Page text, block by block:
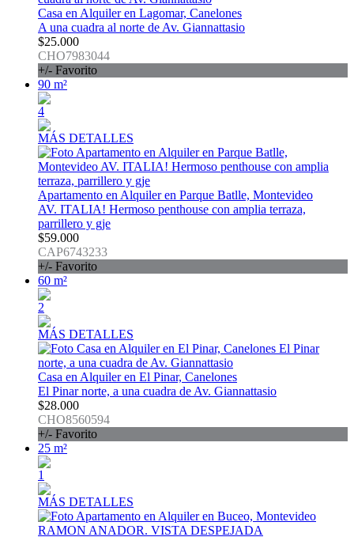
Casa en Alquiler en Lagomar, Canelones
A una cuadra al norte de Av. Giannattasio
$25.000
CHO7983044
+/- Favorito
90 m²
4
MÁS DETALLES
Apartamento en Alquiler en Parque Batlle, Montevideo
AV. ITALIA! Hermoso penthouse con amplia terraza,
parrillero y gje
$59.000
CAP6743233
+/- Favorito
60 m²
2
MÁS DETALLES
Casa en Alquiler en El Pinar, Canelones
El Pinar norte, a una cuadra de Av. Giannattasio
$28.000
CHO8560594
+/- Favorito
25 m²
1
MÁS DETALLES